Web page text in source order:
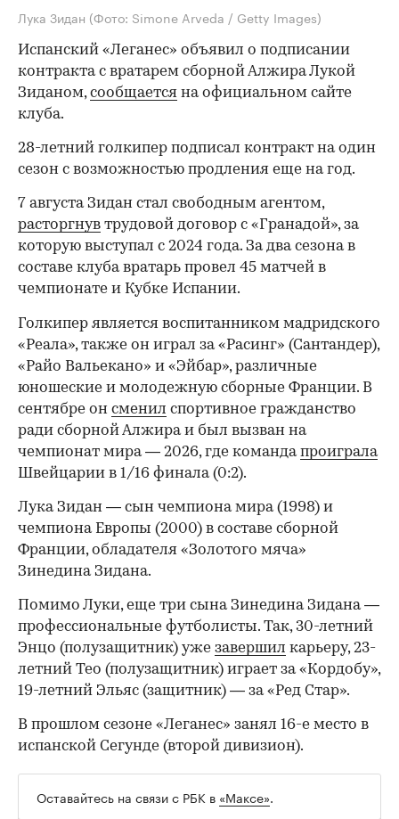
Лука Зидан (Фото: Simone Arveda / Getty Images)
Испанский «Леганес» объявил о подписании
контракта с вратарем сборной Алжира Лукой
Зиданом,сообщается на официальном сайте
клуба.
28-летний голкипер подписал контракт на один
сезон с возможностью продления еще на год.
7 августа Зидан стал свободным агентом,
расторгнув трудовой договор с «Гранадой», за
которую выступал с 2024 года. За два сезона в
составе клуба вратарь провел 45 матчей в
чемпионате и Кубке Испании.
Голкипер является воспитанником мадридского
«Реала», также он играл за «Расинг» (Сантандер),
«Райо Вальекано» и «Эйбар», различные
юношеские и молодежную сборные Франции. В
сентябре он сменил спортивное гражданство
ради сборной Алжира и был вызван на
чемпионат мира — 2026, где командапроиграла
Швейцарии в 1/16 финала (0:2).
Лука Зидан — сын чемпиона мира (1998) и
чемпиона Европы (2000) в составе сборной
Франции, обладателя «Золотого мяча»
Зинедина Зидана.
Помимо Луки, еще три сына Зинедина Зидана —
профессиональные футболисты. Так, 30-летний
Энцо (полузащитник) уже завершил карьеру, 23-
летний Тео (полузащитник) играет за «Кордобу»,
19-летний Эльяс (защитник) — за «Ред Стар».
В прошлом сезоне «Леганес» занял 16-е место в
испанской Сегунде (второй дивизион).
Оставайтесь на связи с РБК в «Максе».